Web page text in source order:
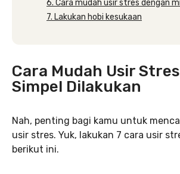
6. Cara mudah usir stres dengan
7. Lakukan hobi kesukaan
Cara Mudah Usir
Simpel Dilakukan
Nah, penting bagi kamu untuk
usir stres. Yuk, lakukan 7 cara usir
berikut ini.